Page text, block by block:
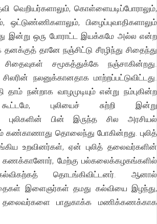
வெறியர்களாலும், கொள்ளையடிப்போராலும்,
ஒட்டுண்ணிகளாலும், பிழைப்புவாதிகளாலும்
இன்று ஒரு போராட்ட இயக்கமே அல்ல என்ற
தனக்குத் தானே நஞ்சிட்டு சீரழிந்து சிதைந்து
சமூகத்துக்கே நஞ்சாகின்றது.
நலனுக்கானதாக மாற்றப்பட்டுவிட்டது.
தாம் நன்றாக வாழமுடியும் என்று நம்புகின்ற
புலியைச் சுற்றி இன்று
புலிகளின் பின் இருந்த சில அரசியல்
கண்காணாது தொலைந்து போகின்றது. புலித்
உறவினர்கள், ஏன் புலித் தலைவர்களின்
கணக்கானோர், மேற்கு பல்கலைக்கழகங்களில்
தொடங்கிவிட்டனர். ஆனால்
இளைஞர்கள் தமது கல்வியை இழந்து,
தலைவர்களை பாதுகாக்க மணிக்கணக்காக